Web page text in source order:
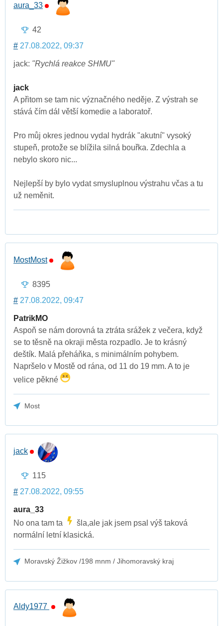
aura_33
42
# 27.08.2022, 09:37
jack: "Rychlá reakce SHMU"
jack
A přitom se tam nic význačného neděje. Z výstrah se
stává čím dál větší komedie a laboratoř.
Pro můj okres jednou vydal hydrák "akutní" vysoký
stupeň, protože se blížila silná bouřka. Zdechla a
nebylo skoro nic...
Nejlepší by bylo vydat smysluplnou výstrahu včas a tu
už neměnit.
MostMost
8395
# 27.08.2022, 09:47
PatrikMO
Aspoň se nám dorovná ta ztráta srážek z večera, když
se to těsně na okraji města rozpadlo. Je to krásný
deštík. Malá přeháňka, s minimálním pohybem.
Napršelo v Mostě od rána, od 11 do 19 mm. A to je
velice pěkné
Most
jack
115
# 27.08.2022, 09:55
aura_33
No ona tam ta
šla,ale jak jsem psal výš taková
normální letní klasická.
Moravský Žižkov /198 mnm / Jihomoravský kraj
Aldy1977